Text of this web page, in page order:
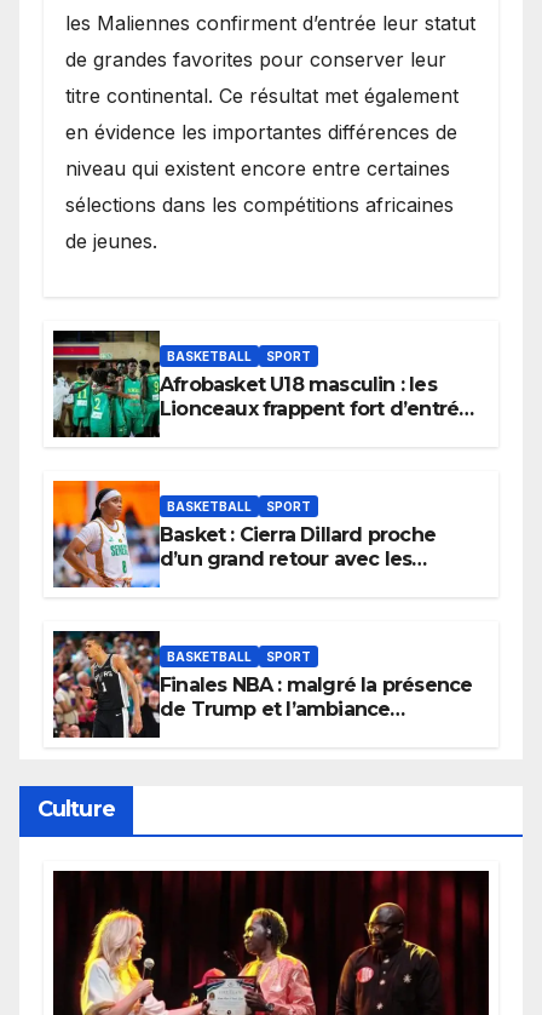
les Maliennes confirment d’entrée leur statut
de grandes favorites pour conserver leur
titre continental. Ce résultat met également
en évidence les importantes différences de
niveau qui existent encore entre certaines
sélections dans les compétitions africaines
de jeunes.
BASKETBALL SPORT
Afrobasket U18 masculin : les
Lionceaux frappent fort d’entrée
BASKETBALL SPORT
Basket : Cierra Dillard proche
d’un grand retour avec les
BASKETBALL SPORT
Finales NBA : malgré la présence
de Trump et l’ambiance
Culture